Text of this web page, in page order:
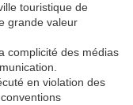
touristique de
grande valeur
complicité des médias
en violation des